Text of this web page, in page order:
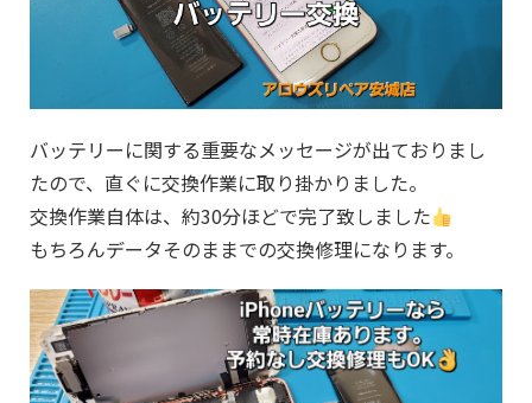
バッテリーに関する重要なメッセージが出ておりまし
たので、直ぐに交換作業に取り掛かりました。
交換作業自体は、約30分ほどで完了致しました
もちろんデータそのままでの交換修理になります。